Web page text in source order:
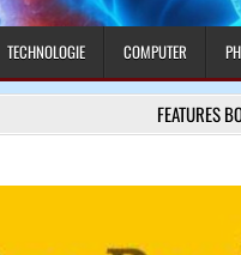
TECHNOLOGIE COMPUTER
FEATURES